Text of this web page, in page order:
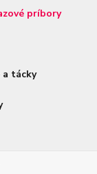
príbory
a tácky